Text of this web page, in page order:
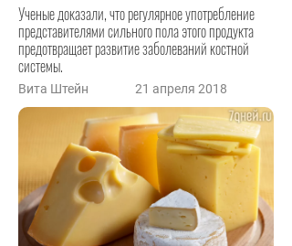
Ученые доказали, что регулярное употребление
представителями сильного пола этого продукта
предотвращает развитие заболеваний костной
системы.
Вита Штейн 21 апреля 2018